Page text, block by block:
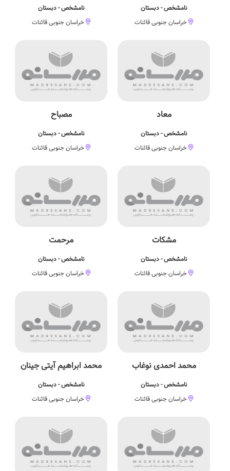
نامشخص - دبستان
خراسان جنوبی قائنات
نامشخص - دبستان
خراسان جنوبی قائنات
معاد
نامشخص - دبستان
خراسان جنوبی قائنات
مصباح
نامشخص - دبستان
خراسان جنوبی قائنات
مشكات
نامشخص - دبستان
خراسان جنوبی قائنات
مرحمت
نامشخص - دبستان
خراسان جنوبی قائنات
محمد احمدی نوغاب
نامشخص - دبستان
خراسان جنوبی قائنات
محمد ابراهیم آیتی جینان
نامشخص - دبستان
خراسان جنوبی قائنات